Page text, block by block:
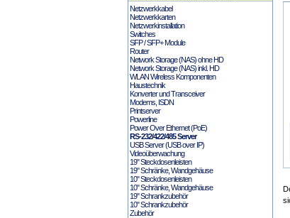
Netzwerkkabel
Netzwerkkarten
Netzwerkinstallation
Switches
SFP / SFP+ Module
Router
Network Storage (NAS) ohne HD
Network Storage (NAS) inkl. HD
WLAN Wireless Komponenten
Haustechnik
Konverter und Transceiver
Modems, ISDN
Printserver
Powerline
Power Over Ethernet (PoE)
RS-232/422/485 Server
USB Server (USB over IP)
Videoüberwachung
19" Steckdosenleisten
19" Schränke, Wandgehäuse
10" Steckdosenleisten
10" Schränke, Wandgehäuse
19" Schrankzubehör
10" Schrankzubehör
Zubehör